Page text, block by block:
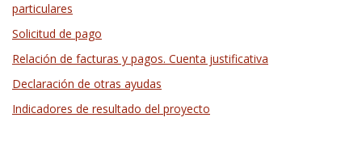
particulares
Solicitud de pago
Relación de facturas y pagos. Cuenta justificativa
Declaración de otras ayudas
Indicadores de resultado del proyecto